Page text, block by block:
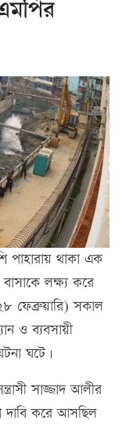
পাহারায় থাকা এক
লক্ষ্য করে
ফেব্রুয়ারি) সকাল
ও ব্যবসায়ী
ঘটে।
সাজ্জাদ আলীর
দাবি করে আসছিল